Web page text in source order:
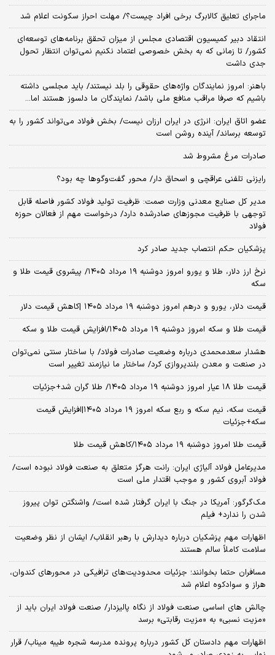
ماجرای تعلیق کالابرگ برخی افراد چیست؟/ مهلت احراز سکونت اعلام شد
انتقاد دبیر کمیسیون اقتصادی مجلس از میزان تحقق برنامه‌های توسعه‌ای
کشور/ تا زمانی که به بخش خصوصی اعتماد نکنیم نمی‌توان انتظار تحول
جدی داشت
باهنر: امروز نمایندگان واژه‌های حقوقی را بلد نیستند/ باید مجلسی داشته
باشیم که صرفا مراقب منافع ملی باشد/ نمایندگان ما دلسوز هستند اما...
عضو اتاق ایران: انرژی در ایران ارزان نیست/ بخش فولاد می‌تواند کشور را به
توسعه برساند/ آینده روشن است
صادرات مرغ مشروط شد
رایزنی تلفنی عراقچی و اسحاق دار/ محور گفت‌وگوها چه بود؟
مدیر کل صنایع معدنی وزارت صمت: ظرفیت تولید فولاد کشور فاصله قابل‌
توجهی با ظرفیت مجوزهای صادرشده دارد/ درخواست مهم از فعالان حوزه
فولاد
پزشکیان حکم انتصاب جدید صادر کرد
نرخ ارز دلار، طلا و یورو امروز دوشنبه ۱۹ مرداد ۱۴۰۵/ پیشروی قیمت طلا و
سکه
قیمت دلار، یورو و درهم امروز دوشنبه ۱۹ مرداد ۱۴۰۵ |کاهش قیمت دلار
قیمت طلا و سکه امروز دوشنبه ۱۹ مرداد ۱۴۰۵/افزایش قیمت طلا و سکه
هشدار سعدمحمدی درباره وضعیت صادرات فولاد/ با ساختار سنتی نمی‌توان
در صنعت و معدن بلندپروازی کرد/ ساختار ما نیازمند تغییر است
قیمت طلا ۱۸ عیار امروز دوشنبه ۱۹ مرداد ۱۴۰۵/ طلا گران شد+جزئیات
قیمت سکه، نیم سکه و ربع سکه امروز ۱۹ مرداد ۱۴۰۵|افزایش قیمت
سکه+جزئیات
قیمت طلا امروز دوشنبه ۱۹ مرداد ۱۴۰۵/کاهش قیمت طلا
مدیرعامل فولاد آلیاژی ایران: رانت هرگز متعلق به صنعت فولاد نبوده است/
فولاد آبروی کشور و موجب اقتدار ملی است
مک‌گرگور: آمریکا در جنگ با ایران گرفتار شده است/ واشنگتن توان پیروز
شدن را ندارد+ فیلم
اظهارات مهم پزشکیان درباره دیدارش با رهبر انقلاب/ ایشان از نظر وضعیت
سلامت کاملاً سالم هستند
مسافران حتما بخوانند؛ جزئیات محدودیت‌های ترافیکی در محورهای کندوان،
هراز و سوادکوه اعلام شد
چالش‌ های اساسی صنعت فولاد از نگاه پالیزدار/ صنعت فولاد ایران باید از
«مزیت نسبی» به «مزیت رقابتی» برسد
اظهارات مهم دادستان کل کشور درباره پرونده مدرسه شجره طیبه میناب/ قرار